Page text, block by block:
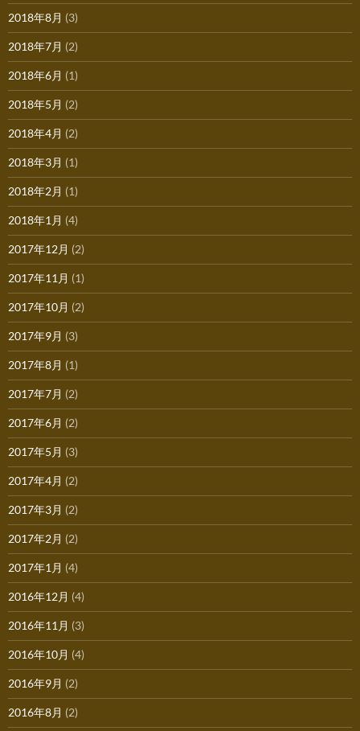
2018年8月 (3)
2018年7月 (2)
2018年6月 (1)
2018年5月 (2)
2018年4月 (2)
2018年3月 (1)
2018年2月 (1)
2018年1月 (4)
2017年12月 (2)
2017年11月 (1)
2017年10月 (2)
2017年9月 (3)
2017年8月 (1)
2017年7月 (2)
2017年6月 (2)
2017年5月 (3)
2017年4月 (2)
2017年3月 (2)
2017年2月 (2)
2017年1月 (4)
2016年12月 (4)
2016年11月 (3)
2016年10月 (4)
2016年9月 (2)
2016年8月 (2)